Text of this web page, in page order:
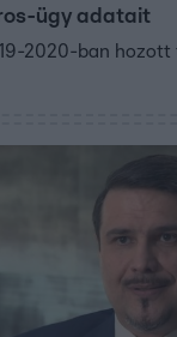
ügy adatait
2020-ban hozott